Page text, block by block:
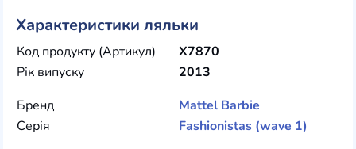
Характеристики ляльки
Код продукту (Артикул)
X7870
Рік випуску
2013
Бренд
Mattel Barbie
Серія
Fashionistas (wave 1)